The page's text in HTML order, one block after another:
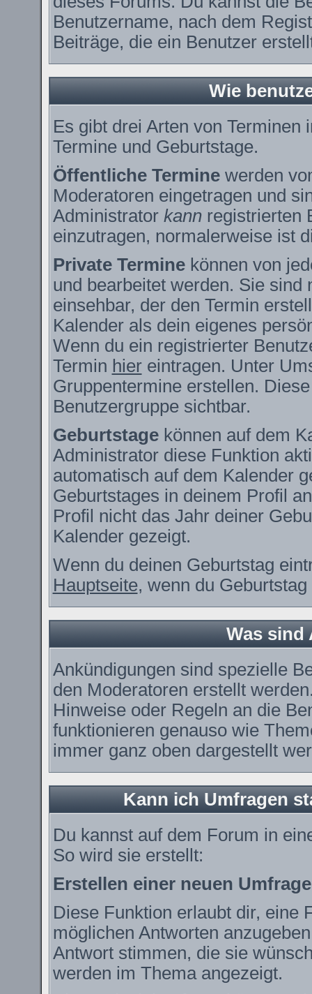
Benutzername, nach dem
Beiträge, die ein Benutzer
Wie
Es gibt drei Arten von Terminen
Termine und Geburtstage.
Öffentliche Terminewerden
Moderatoren eingetragen und
Administrator kannregistrierten
einzutragen, normalerweise ist
Private Terminekönnen von
und bearbeitet werden. Sie
einsehbar, der den Termin
Kalender als dein eigenes
Wenn du ein registrierter
Termin hiereintragen. Unter
Gruppentermine erstellen.
Benutzergruppe sichtbar.
Geburtstagekönnen auf dem
Administrator diese Funktion
automatisch auf dem Kalender
Geburtstages in deinem Profil
Profil nicht das Jahr deiner
Kalender gezeigt.
Wenn du deinen Geburtstag
Hauptseite, wenn du Geburtstag
Was sind
Ankündigungen sind spezielle
den Moderatoren erstellt
Hinweise oder Regeln an die
funktionieren genauso wie
immer ganz oben dargestellt
Kann ich Umfragen
Du kannst auf dem Forum in
So wird sie erstellt:
Erstellen einer neuen Umfrage
Diese Funktion erlaubt dir, eine
möglichen Antworten
Antwort stimmen, die sie
werden im Thema angezeigt.